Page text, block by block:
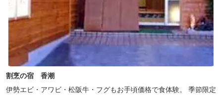
割烹の宿 香潮
伊勢エビ・アワビ・松阪牛・フグもお手頃価格で食体験。 季節限定